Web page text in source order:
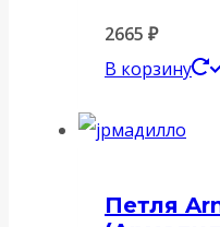
2665 ₽
В корзину
Петля